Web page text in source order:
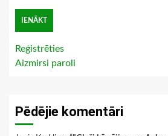
Reģistrēties
Aizmirsi paroli
Pēdējie komentāri